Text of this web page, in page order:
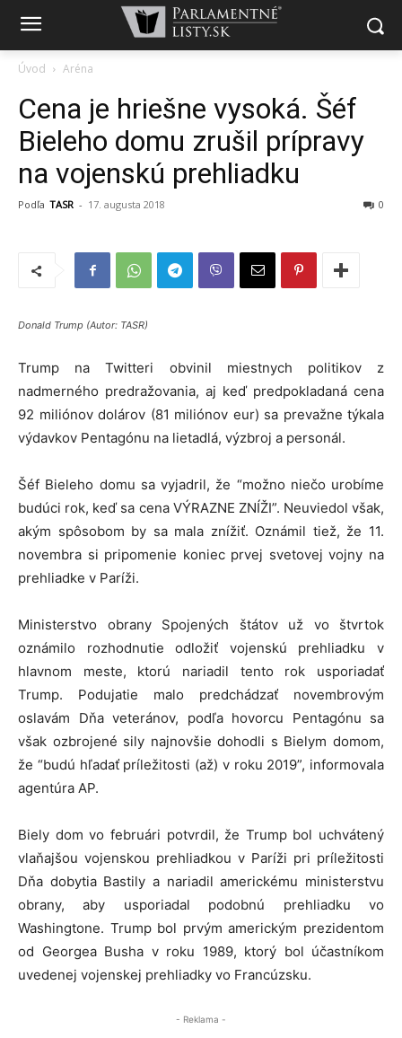
Úvod Aréna
Cena je hriešne vysoká. Šéf
Bieleho domu zrušil prípravy
na vojenskú prehliadku
Podľa TASR - 17. augusta 2018 0
Donald Trump (Autor: TASR)
Trump na Twitteri obvinil miestnych politikov z
nadmerného predražovania, aj keď predpokladaná cena
92 miliónov dolárov (81 miliónov eur) sa prevažne týkala
výdavkov Pentagónu na lietadlá, výzbroj a personál.
Šéf Bieleho domu sa vyjadril, že “možno niečo urobíme
budúci rok, keď sa cena VÝRAZNE ZNÍŽI”. Neuviedol však,
akým spôsobom by sa mala znížiť. Oznámil tiež, že 11.
novembra si pripomenie koniec prvej svetovej vojny na
prehliadke v Paríži.
Ministerstvo obrany Spojených štátov už vo štvrtok
oznámilo rozhodnutie odložiť vojenskú prehliadku v
hlavnom meste, ktorú nariadil tento rok usporiadať
Trump. Podujatie malo predchádzať novembrovým
oslavám Dňa veteránov, podľa hovorcu Pentagónu sa
však ozbrojené sily najnovšie dohodli s Bielym domom,
že “budú hľadať príležitosti (až) v roku 2019”, informovala
agentúra AP.
Biely dom vo februári potvrdil, že Trump bol uchvátený
vlaňajšou vojenskou prehliadkou v Paríži pri príležitosti
Dňa dobytia Bastily a nariadil americkému ministerstvu
obrany, aby usporiadal podobnú prehliadku vo
Washingtone. Trump bol prvým americkým prezidentom
od Georgea Busha v roku 1989, ktorý bol účastníkom
uvedenej vojenskej prehliadky vo Francúzsku.
- Reklama -